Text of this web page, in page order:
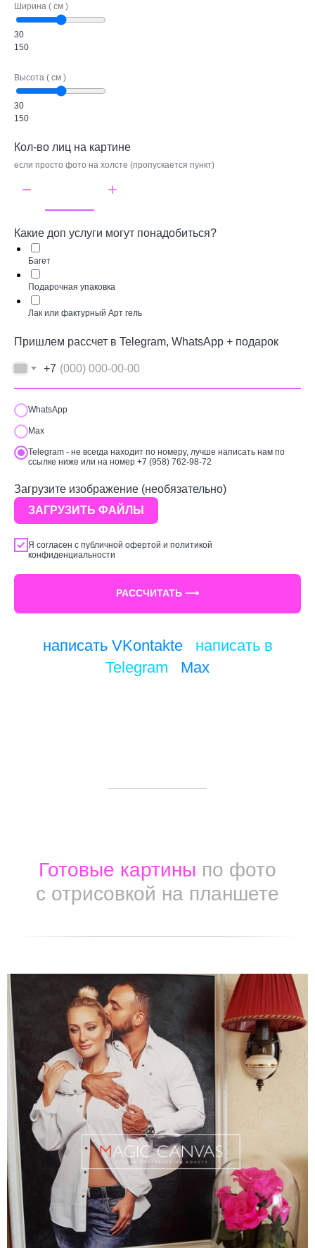
Ширина ( см )
30
150
Высота ( см )
30
150
Кол-во лиц на картине
если просто фото на холсте (пропускается пункт)
Какие доп услуги могут понадобиться?
Багет
Подарочная упаковка
Лак или фактурный Арт гель
Пришлем рассчет в Telegram, WhatsApp + подарок
+7
WhatsApp
Max
Telegram - не всегда находит по номеру, лучше написать нам по
ссылке ниже или на номер +7 (958) 762-98-72
Загрузите изображение (необязательно)
ЗАГРУЗИТЬ ФАЙЛЫ
Я согласен с публичной офертой и политикой
конфиденциальности
РАССЧИТАТЬ ⟶
написать VKontakte/ написать в
Telegram
Max
Готовые картины по фото
с отрисовкой на планшете